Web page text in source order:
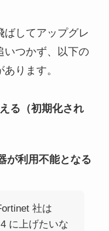
ばしてアップグレ
いつかず、以下の
ります。
る（初期化され
が利用不能となる
社は
に上げたいな